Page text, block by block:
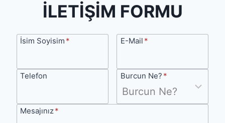
u
m
İLETİŞİM FORMU
İsim Soyisim *
İsim
E-Mail *
E-
Telefon
Telefon Burcun Ne? *
Burcun
Ne?
Mesajınız*
Mesajınız